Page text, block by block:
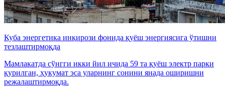
Куба энергетика инқирози фонида қуёш энергиясига ўтишни
тезлаштирмоқда
Мамлакатда сўнгги икки йил ичида 59 та қуёш электр парки
қурилган, ҳукумат эса уларнинг сонини янада оширишни
режалаштирмоқда.